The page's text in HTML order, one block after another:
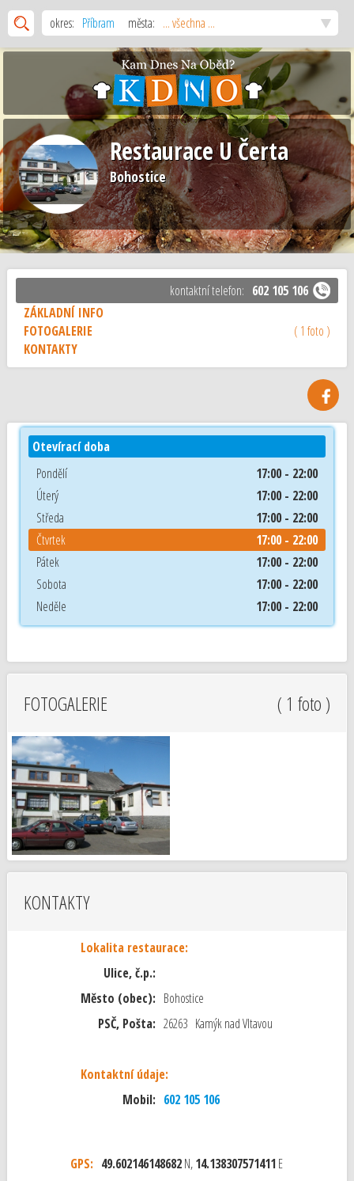
okres: Příbram města: ... všechna ...
Restaurace U Čerta
Bohostice
kontaktní telefon: 602 105 106
ZÁKLADNÍ INFO
FOTOGALERIE
( 1 foto )
KONTAKTY
Otevírací doba
Pondělí
17:00 - 22:00
Úterý
17:00 - 22:00
Středa
17:00 - 22:00
Čtvrtek
17:00 - 22:00
Pátek
17:00 - 22:00
Sobota
17:00 - 22:00
Neděle
17:00 - 22:00
FOTOGALERIE ( 1 foto )
KONTAKTY
Lokalita restaurace:
Ulice, č.p.:
Město (obec): Bohostice
PSČ, Pošta: 26263 Kamýk nad Vltavou
Kontaktní údaje:
Mobil: 602 105 106
GPS: 49.602146148682N,14.138307571411E